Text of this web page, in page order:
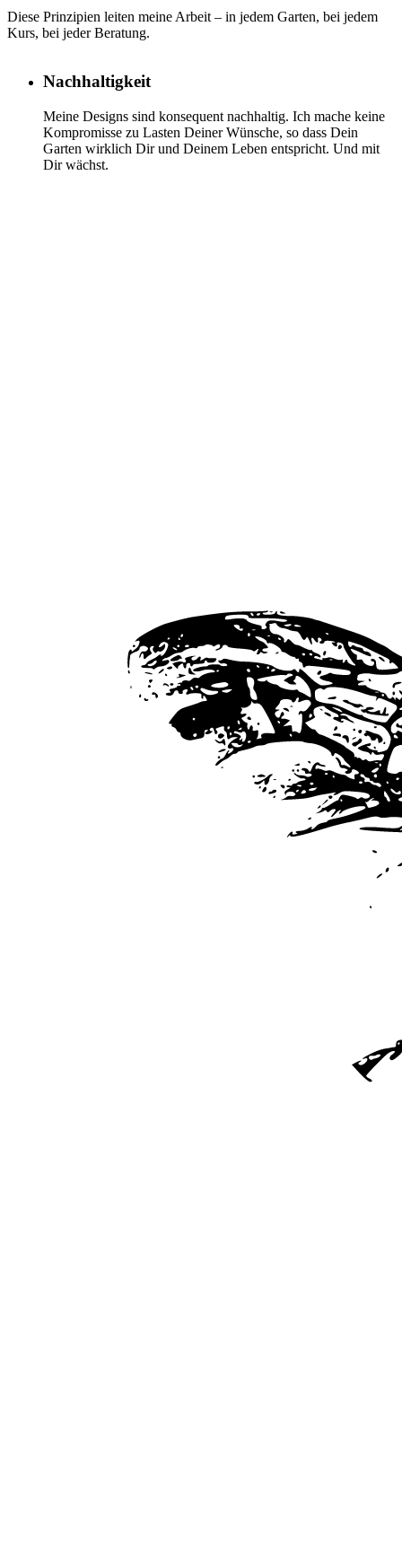
Diese Prinzipien leiten meine Arbeit – in jedem Garten, bei jedem
Kurs, bei jeder Beratung.
Nachhaltigkeit
Meine Designs sind konsequent nachhaltig. Ich mache keine
Kompromisse zu Lasten Deiner Wünsche, so dass Dein
Garten wirklich Dir und Deinem Leben entspricht. Und mit
Dir wächst.